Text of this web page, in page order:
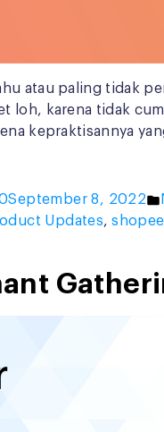
atau paling tidak
loh, karena tidak
kepraktisannya
September 8, 2022
Updates,shopee